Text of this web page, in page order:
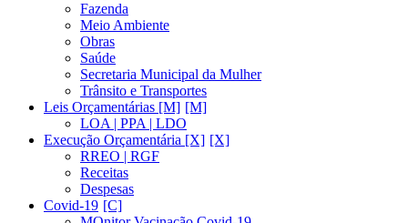
Fazenda
Meio Ambiente
Obras
Saúde
Secretaria Municipal da Mulher
Trânsito e Transportes
Leis Orçamentárias [M]
LOA | PPA | LDO
Execução Orçamentária [X]
RREO | RGF
Receitas
Despesas
Covid-19